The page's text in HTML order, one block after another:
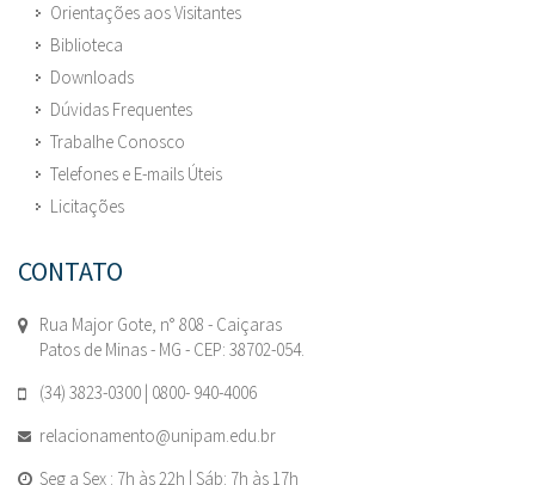
Orientações aos Visitantes
Biblioteca
Downloads
Dúvidas Frequentes
Trabalhe Conosco
Telefones e E-mails Úteis
Licitações
CONTATO
Rua Major Gote, n° 808 - Caiçaras
Patos de Minas - MG - CEP: 38702-054.
(34) 3823-0300 | 0800- 940-4006
relacionamento@unipam.edu.br
Seg a Sex : 7h às 22h | Sáb: 7h às 17h